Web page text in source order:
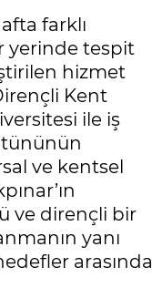
farklı
yerinde tespit
hizmet
Kent
ile iş
ve kentsel
ve dirençli bir
yanı
arasında